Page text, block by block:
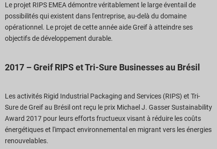
Le projet RIPS EMEA démontre véritablement le large éventail de
possibilités qui existent dans l'entreprise, au-delà du domaine
opérationnel. Le projet de cette année aide Greif à atteindre ses
objectifs de développement durable.
2017 – Greif RIPS et Tri-Sure Businesses au Brésil
Les activités Rigid Industrial Packaging and Services (RIPS) et Tri-
Sure de Greif au Brésil ont reçu le prix Michael J. Gasser Sustainability
Award 2017 pour leurs efforts fructueux visant à réduire les coûts
énergétiques et l'impact environnemental en migrant vers les énergies
renouvelables.